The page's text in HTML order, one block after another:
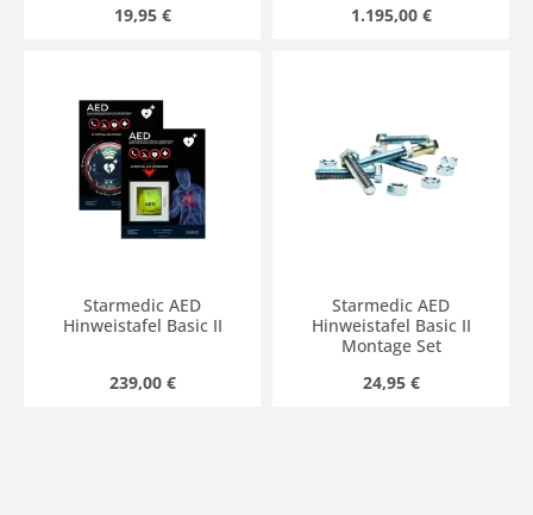
Regulärer Preis:
19,95 € Regulärer Preis:
1.195,00 €
Starmedic AED
Hinweistafel Basic II
Regulärer Preis:
239,00 €
Starmedic AED
Hinweistafel Basic II
Montage Set
Regulärer Preis:
24,95 €